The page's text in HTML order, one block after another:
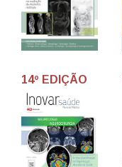
14º EDIÇÃO